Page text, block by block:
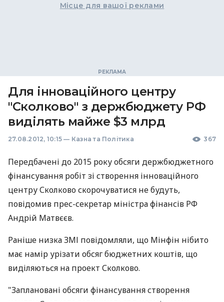
Місце для вашої реклами
Для інноваційного центру
"Сколково" з держбюджету РФ
виділять майже $3 млрд
27.08.2012, 10:15 — Казна та Політика 367
Передбачені до 2015 року обсяги держбюджетного
фінансування робіт зі створення інноваційного
центру Сколково скорочуватися не будуть,
повідомив прес-секретар міністра фінансів РФ
Андрій Матвєєв.
Раніше низка ЗМІ повідомляли, що Мінфін нібито
має намір урізати обсяг бюджетних коштів, що
виділяються на проект Сколково.
"Заплановані обсяги фінансування створення